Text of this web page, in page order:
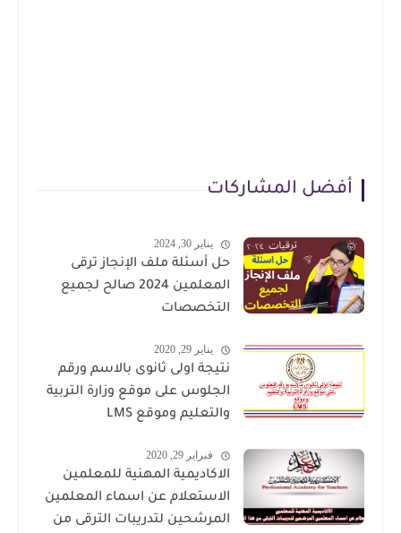
أفضل المشاركات
يناير 30, 2024
حل أسئلة ملف الإنجاز ترقى
المعلمين 2024 صالح لجميع
التخصصات
يناير 29, 2020
نتيجة اولى ثانوى بالاسم ورقم
الجلوس على موقع وزارة التربية
والتعليم وموقع LMS
فبراير 29, 2020
الاكاديمية المهنية للمعلمين
الاستعلام عن اسماء المعلمين
المرشحين لتدريبات الترقى من